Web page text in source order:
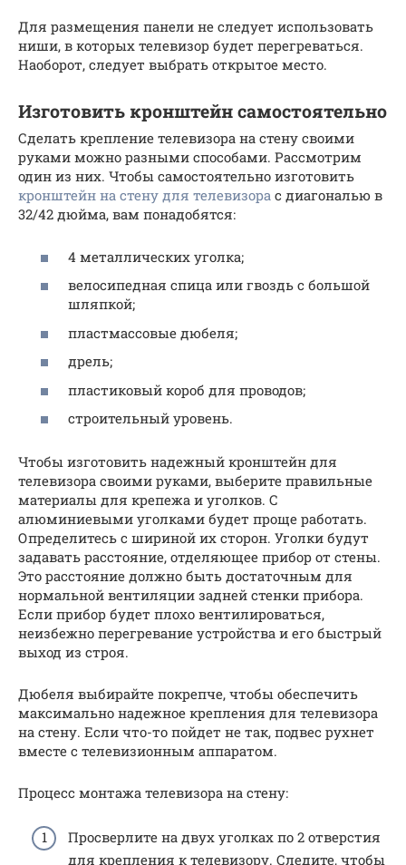
Для размещения панели не следует использовать
ниши, в которых телевизор будет перегреваться.
Наоборот, следует выбрать открытое место.
Изготовить кронштейн самостоятельно
Сделать крепление телевизора на стену своими
руками можно разными способами. Рассмотрим
один из них. Чтобы самостоятельно изготовить
кронштейн на стену для телевизора с диагональю в
32/42 дюйма, вам понадобятся:
4 металлических уголка;
велосипедная спица или гвоздь с большой
шляпкой;
пластмассовые дюбеля;
дрель;
пластиковый короб для проводов;
строительный уровень.
Чтобы изготовить надежный кронштейн для
телевизора своими руками, выберите правильные
материалы для крепежа и уголков. С
алюминиевыми уголками будет проще работать.
Определитесь с шириной их сторон. Уголки будут
задавать расстояние, отделяющее прибор от стены.
Это расстояние должно быть достаточным для
нормальной вентиляции задней стенки прибора.
Если прибор будет плохо вентилироваться,
неизбежно перегревание устройства и его быстрый
выход из строя.
Дюбеля выбирайте покрепче, чтобы обеспечить
максимально надежное крепления для телевизора
на стену. Если что-то пойдет не так, подвес рухнет
вместе с телевизионным аппаратом.
Процесс монтажа телевизора на стену:
Просверлите на двух уголках по 2 отверстия
для крепления к телевизору. Следите, чтобы